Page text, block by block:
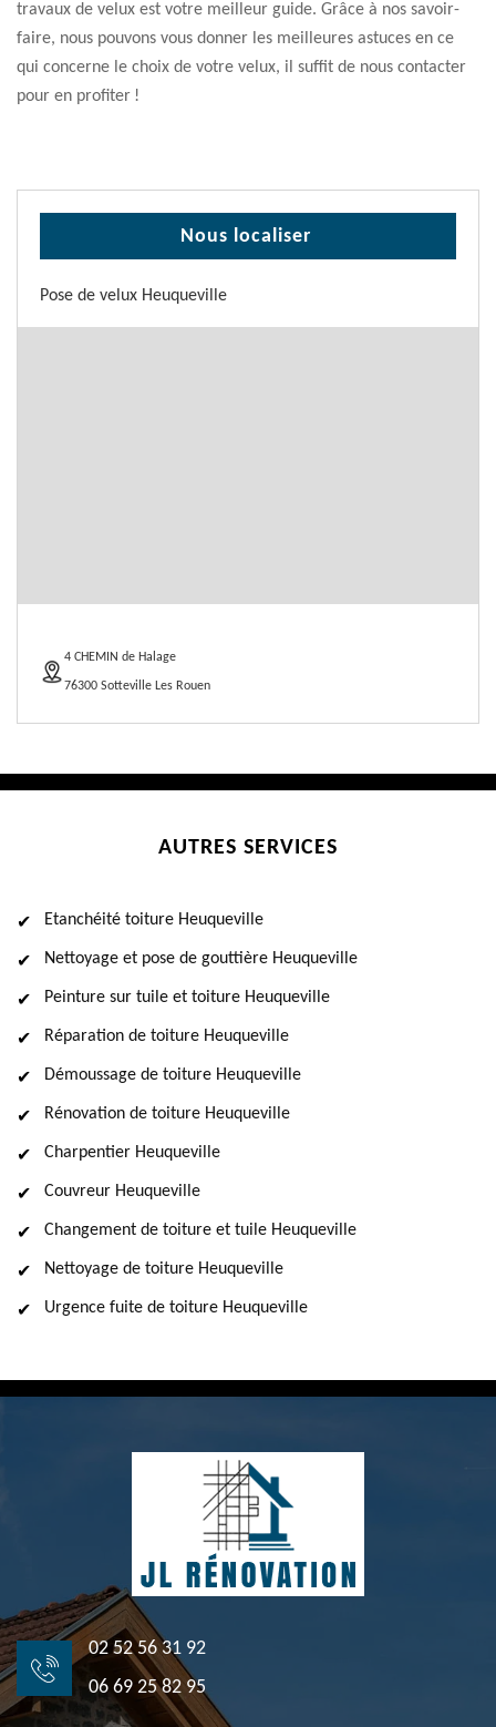
travaux de velux est votre meilleur guide. Grâce à nos savoir-
faire, nous pouvons vous donner les meilleures astuces en ce
qui concerne le choix de votre velux, il suffit de nous contacter
pour en profiter !
Nous localiser
Pose de velux Heuqueville
4 CHEMIN de Halage
76300 Sotteville Les Rouen
AUTRES SERVICES
Etanchéité toiture Heuqueville
Nettoyage et pose de gouttière Heuqueville
Peinture sur tuile et toiture Heuqueville
Réparation de toiture Heuqueville
Démoussage de toiture Heuqueville
Rénovation de toiture Heuqueville
Charpentier Heuqueville
Couvreur Heuqueville
Changement de toiture et tuile Heuqueville
Nettoyage de toiture Heuqueville
Urgence fuite de toiture Heuqueville
02 52 56 31 92
06 69 25 82 95